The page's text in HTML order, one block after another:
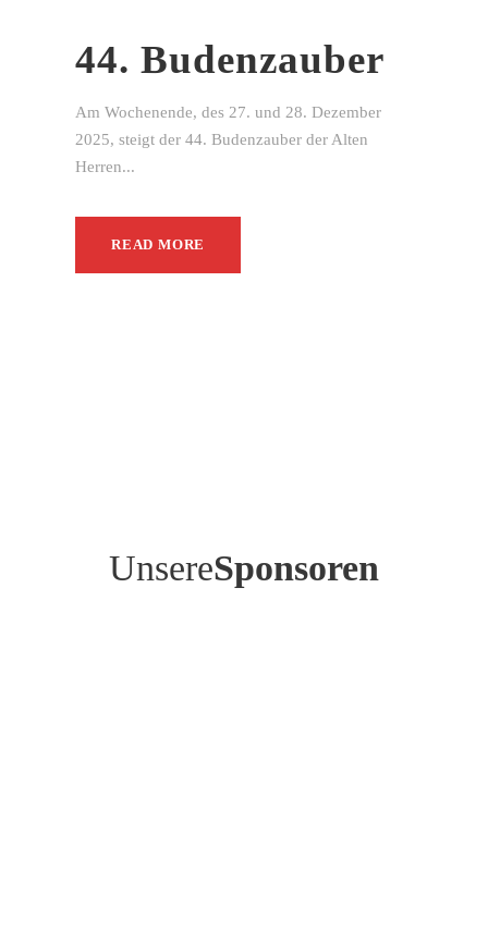
44. Budenzauber
Am Wochenende, des 27. und 28. Dezember
2025, steigt der 44. Budenzauber der Alten
Herren...
READ MORE
UnsereSponsoren